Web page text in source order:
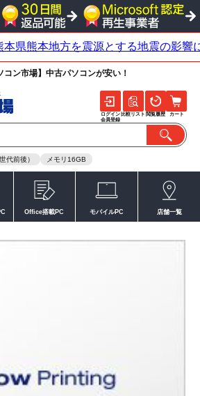
ン市場】中古パソコンが安い！
代前後） メモリ16GB
ログイン
会員登録
比較リスト 閲覧履歴 カート
Office搭載PC モバイルPC 店舗一覧